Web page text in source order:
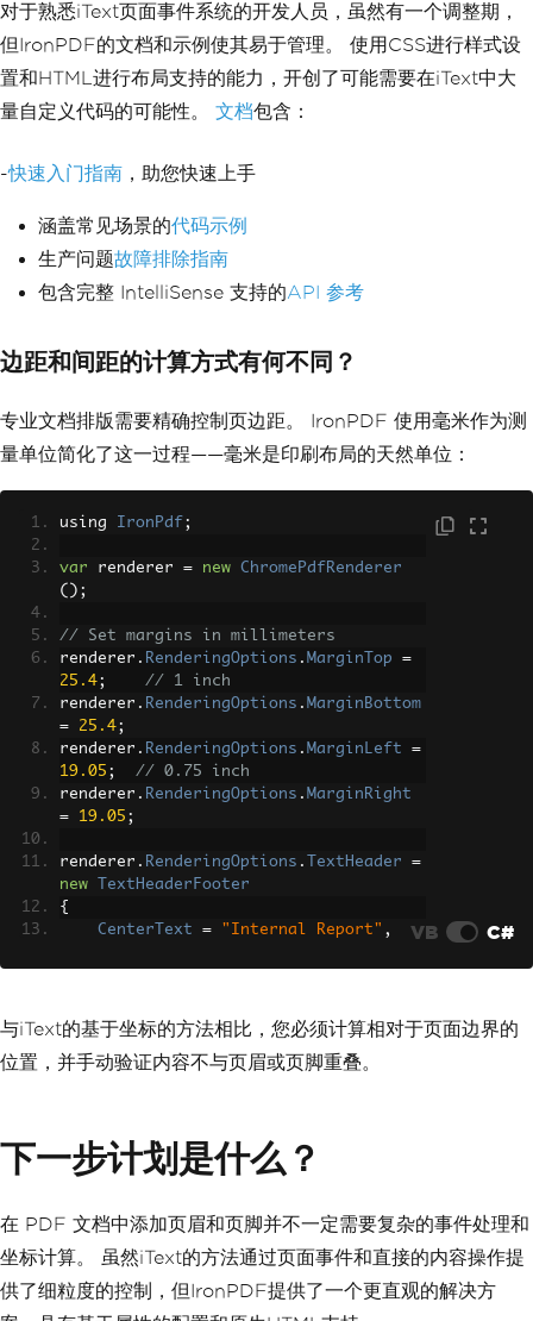
对于熟悉iText页面事件系统的开发人员，虽然有一个调整期，
但IronPDF的文档和示例使其易于管理。 使用CSS进行样式设
置和HTML进行布局支持的能力，开创了可能需要在iText中大
量自定义代码的可能性。 文档包含：
-快速入门指南 ，助您快速上手
涵盖常见场景的代码示例
生产问题故障排除指南
包含完整 IntelliSense 支持的API 参考
边距和间距的计算方式有何不同？
专业文档排版需要精确控制页边距。 IronPDF 使用毫米作为测
量单位简化了这一过程——毫米是印刷布局的天然单位：
using IronPdf ;
var renderer = new
ChromePdfRenderer
();
// Set margins in millimeters
renderer . RenderingOptions . MarginTop
=
25.4;
// 1 inch
renderer . RenderingOptions . MarginBottom
=
25.4;
renderer . RenderingOptions . MarginLeft
=
19.05 ;
// 0.75 inch
renderer . RenderingOptions . MarginRight
=
19.05 ;
renderer . RenderingOptions . TextHeader
=
new
TextHeaderFooter
{
CenterText
= "Internal Report" ,
// Use print CSS media type for accura
te page layout
renderer.RenderingOptions.CssMediaType
PdfCssMediaType. Print ;
var pdf = renderer. RenderHtmlAsPdf(htm
lContent );
pdf
SaveAs ("margin-report.pdf" );
VB C#
与iText的基于坐标的方法相比，您必须计算相对于页面边界的
位置，并手动验证内容不与页眉或页脚重叠。
下一步计划是什么？
在 PDF 文档中添加页眉和页脚并不一定需要复杂的事件处理和
坐标计算。 虽然iText的方法通过页面事件和直接的内容操作提
供了细粒度的控制，但IronPDF提供了一个更直观的解决方